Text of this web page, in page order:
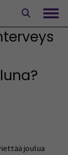
joulua